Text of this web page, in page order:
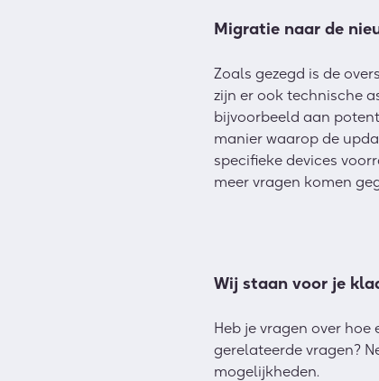
Migratie naar de
Zoals gezegd is de
zijn er ook technische
bijvoorbeeld aan
manier waarop de
specifieke devices
meer vragen komen
Wij staan voor je
Heb je vragen over
gerelateerde vragen?
mogelijkheden.